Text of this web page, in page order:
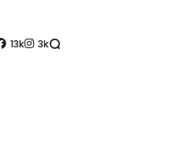
13k 3k